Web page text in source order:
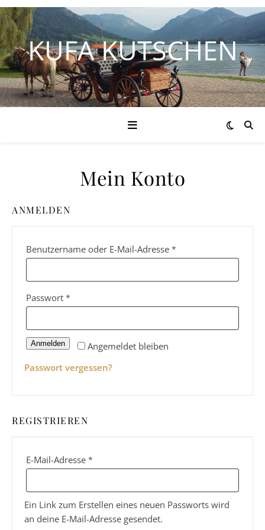
KUFA KUTSCHEN
Mein Konto
ANMELDEN
Benutzername oder E-Mail-Adresse *
Passwort *
Angemeldet bleiben
Anmelden
Passwort vergessen?
REGISTRIEREN
E-Mail-Adresse *
Ein Link zum Erstellen eines neuen Passworts wird
an deine E-Mail-Adresse gesendet.